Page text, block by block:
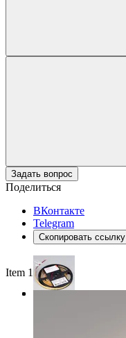
Задать вопрос
Поделиться
ВКонтакте
Telegram
Скопировать ссылку
Item 1 of 3